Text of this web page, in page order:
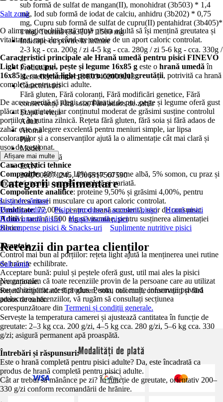
sub formă de sulfat de mangan(II), monohidrat (3b503) * 1,4
mg, Iod sub formă de iodat de calciu, anhidru (3b202) * 0,75
mg, Cupru sub formă de sulfat de cupru(II) pentahidrat (3b405)*
1 mg, Taurină (3a370)* 1500 mg
Indicaţie cu privire la hrănire
2-3 kg - cca. 200g / zi 4-5 kg - cca. 280g / zi 5-6 kg - cca. 330g /
zi
Producător
Herstellernummer: DE03452000213
Caracteristici
Fără gluten, Fără coloranți, Fără modificări genetice, Fără
conservanți, Fără soia, Fără adaos de zahăr
Etapă a vieții
Adult
Aromă
Pui
Model
Hrană umedă
EAN
2007008071245, 4306517567590
Salt zonă
O alimentație echilibrată ajută pisica adultă să își mențină greutatea și
vitalitatea, mai ales când are nevoie de un aport caloric controlat.
Caracteristici principale ale Hrană umedă pentru pisici FINEVO
Light Cat cu pui, pește și legume 16x85 g este o hrană umedă în
16x85 g, curețetă light pentru controlul greutății, potrivită ca hrană
completă pentru pisici adulte.
De aceea merită să alegi: combinația de pui, pește și legume oferă gust
plăcut și varietate, iar conținutul moderat de grăsimi susține controlul
porțiilor în rutina zilnică. Rețeta fără gluten, fără soia și fără adaos de
zahăr este o alegere excelentă pentru meniuri simple, iar lipsa
coloranților și a conservanților ajută la o alimentație cât mai clară și
ușor de gestionat.
Caracteristici tehnice
Compoziție: 40% pui, 10% pește cu carne albă, 5% somon, cu praz și
morcovi, pentru o masă completă și variată.
Componente analitice: proteine 9,50% și grăsimi 4,00%, pentru
susținerea masei musculare cu aport caloric controlat.
Umiditate: 77,00%, pentru o hrană suculentă, ușor de consumat.
Aditivi: taurină 1500 mg și vitamine, pentru susținerea alimentației
zilnice.
Avantaje
Control mai bun al porțiilor: rețeta light ajută la menținerea unei rutine
de hrănire echilibrate.
Acceptare bună: puiul și peștele oferă gust, util mai ales la pisici
pretențioase.
Rețetă simplificată: fără gluten, soia, coloranți, conservanți și fără
adaos de zahăr.
Servește la temperatura camerei și ajustează cantitatea în funcție de
greutate: 2–3 kg cca. 200 g/zi, 4–5 kg cca. 280 g/zi, 5–6 kg cca. 330
g/zi; asigură permanent apă proaspătă.
Întrebări și răspunsuri:
Este o hrană completă pentru pisici adulte? Da, este încadrată ca
produs de hrană completă pentru pisici adulte.
Cât ar trebui să mănânce pe zi? În funcție de greutate, orientativ 200–
330 g/zi conform recomandării de hrănire.
Afișare mai multe
Categorii suplimentare
Lista de sărituri
Petshop online
Pisici - produse și accesorii pisici
Hrană pisici
Hrană umedă pisici
Hrană uscată pisici
Recompense pisici & Snacks-uri
Suplimente nutritive pisici
Recenzii din partea clienților
Salt zonă
Nu garantăm că toate recenziile provin de la persoane care au utilizat
sau achiziționat acest produs. Pentru mai multe informații privind
prelucrarea recenziilor, vă rugăm să consultați secțiunea
corespunzătoare din Termeni și condiții generale.
Modalități de plată